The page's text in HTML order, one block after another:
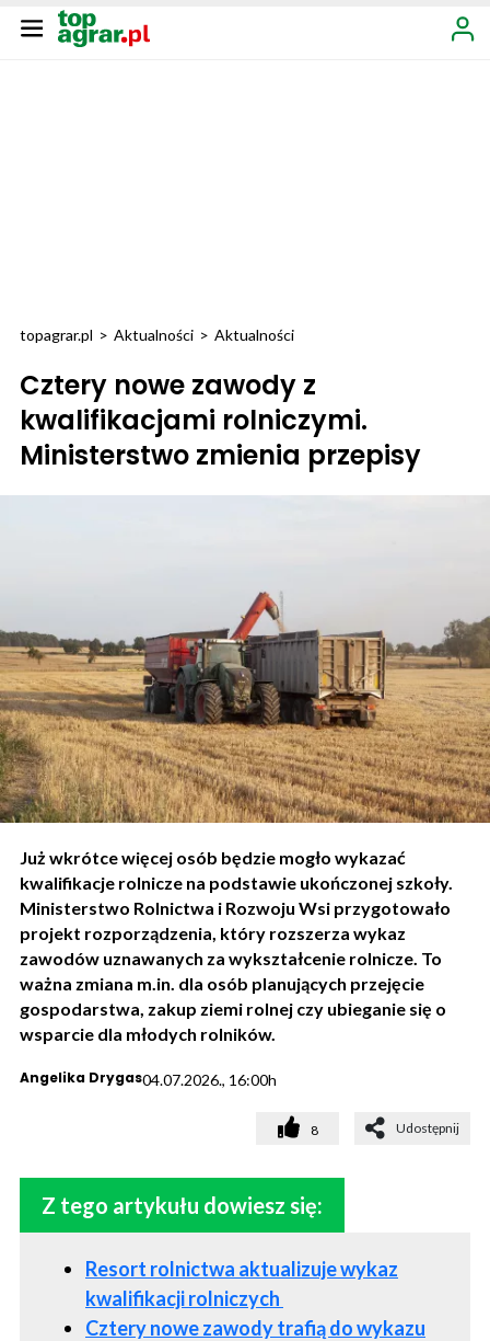
topagrar.pl > Aktualności > Aktualności
Cztery nowe zawody z
kwalifikacjami rolniczymi.
Ministerstwo zmienia przepisy
Już wkrótce więcej osób będzie mogło wykazać
kwalifikacje rolnicze na podstawie ukończonej szkoły.
Ministerstwo Rolnictwa i Rozwoju Wsi przygotowało
projekt rozporządzenia, który rozszerza wykaz
zawodów uznawanych za wykształcenie rolnicze. To
ważna zmiana m.in. dla osób planujących przejęcie
gospodarstwa, zakup ziemi rolnej czy ubieganie się o
wsparcie dla młodych rolników.
Angelika Drygas04.07.2026., 16:00h
8 Udostępnij
Z tego artykułu dowiesz się:
Resort rolnictwa aktualizuje wykaz
kwalifikacji rolniczych
Cztery nowe zawody trafią do wykazu